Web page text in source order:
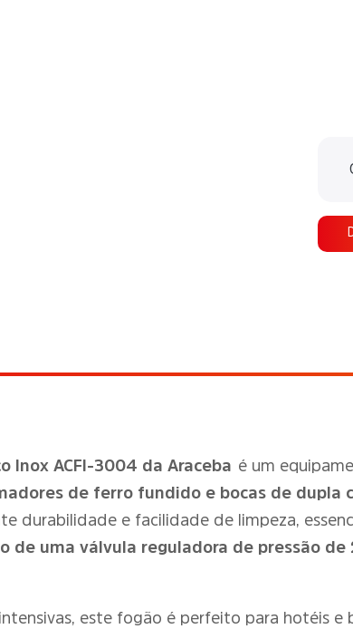
Inox ACFI-3004 da Araceba é um
de ferro fundido e bocas de dupla
durabilidade e facilidade de limpeza,
de uma válvula reguladora de pressão de
este fogão é perfeito para hotéis